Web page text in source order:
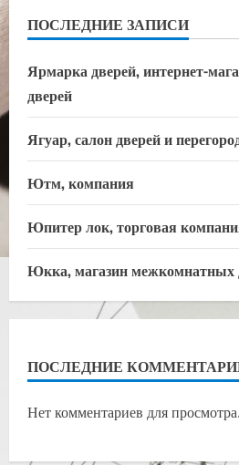
ПОСЛЕДНИЕ ЗАПИСИ
Ярмарка дверей, интернет-
дверей
Ягуар, салон дверей и
Ютм, компания
Юпитер лок, торговая
Юкка, магазин межкомнатных
ПОСЛЕДНИЕ
Нет комментариев для просмотра.